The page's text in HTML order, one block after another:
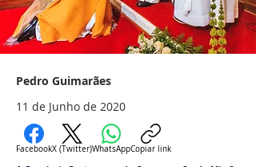
Pedro Guimarães
11 de Junho de 2020
FacebookX (Twitter)WhatsAppCopiar link